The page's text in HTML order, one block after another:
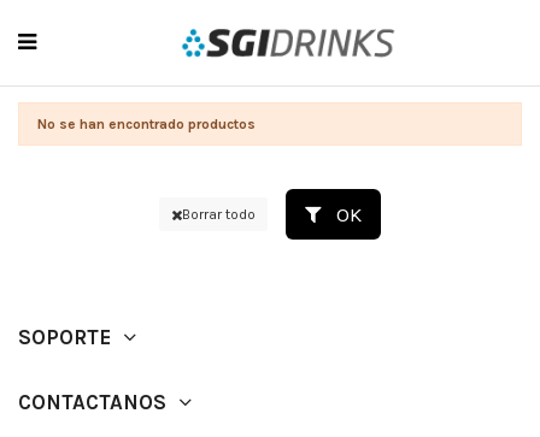
No se han encontrado productos
Borrar todo OK
SOPORTE
CONTACTANOS